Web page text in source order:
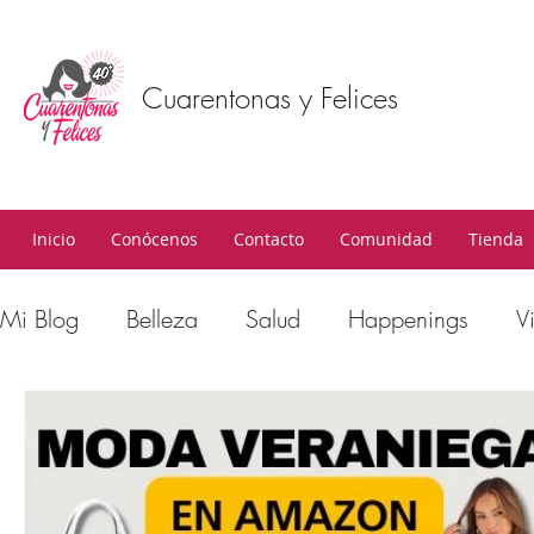
Cuarentonas y Felices
Inicio Conócenos Contacto Comunidad Tienda
Mi Blog Belleza Salud Happenings
Outfits 40 años y mas Ejercicio Bajar